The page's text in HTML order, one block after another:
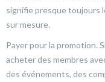
signifie presque toujours
sur mesure.
Payer pour la promotion.
acheter des membres
des événements, des